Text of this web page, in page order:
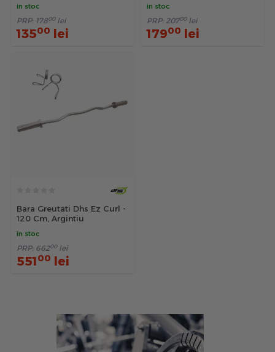
in stoc
PRP: 17800 lei
13500 lei
in stoc
PRP: 20700 lei
17900 lei
Bara Greutati Dhs Ez Curl -
120 Cm, Argintiu
in stoc
PRP: 66200 lei
55100 lei